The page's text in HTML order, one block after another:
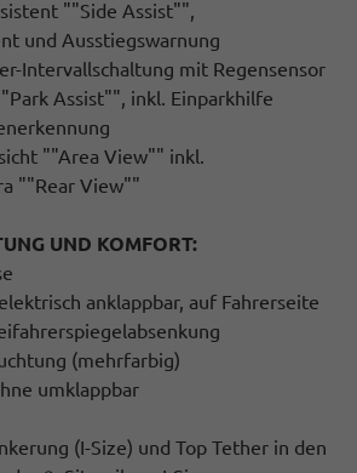
""Side Assist"",
und Ausstiegswarnung
Intervallschaltung mit Regensensor
Assist"", inkl. Einparkhilfe
""Area View"" inkl.
""Rear View""
UND KOMFORT:
anklappbar, auf Fahrerseite
(mehrfarbig)
umklappbar
(I-Size) und Top Tether in den